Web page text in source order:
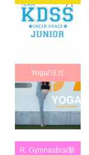
Yoga/ヨガ
R. Gymnastics/新